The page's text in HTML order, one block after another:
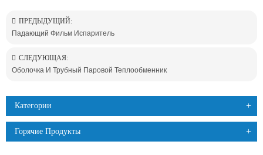
ПРЕДЫДУЩИЙ:
Падающий Фильм Испаритель
СЛЕДУЮЩАЯ:
Оболочка И Трубный Паровой Теплообменник
Категории
Горячие Продукты